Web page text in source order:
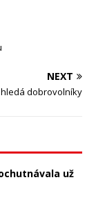
NEXT
dobrovolníky
už